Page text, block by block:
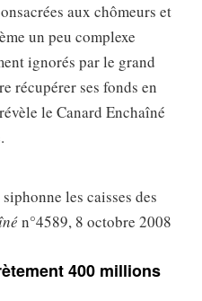
aux chômeurs et
un peu complexe
ignorés par le grand
récupérer ses fonds en
le Canard Enchaîné
les caisses des
n°4589, 8 octobre 2008
400 millions